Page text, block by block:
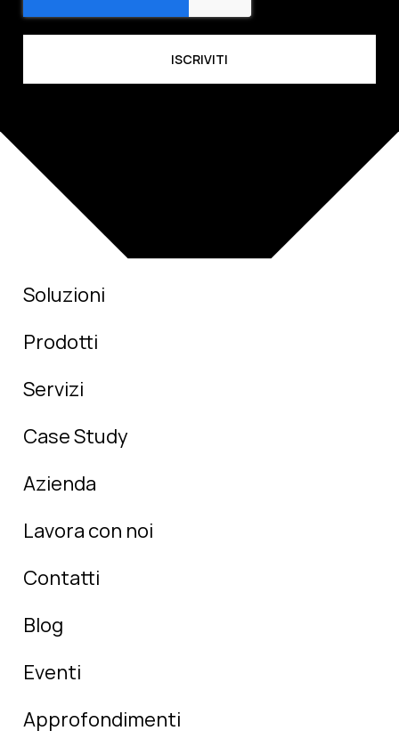
Soluzioni
Prodotti
Servizi
Case Study
Azienda
Lavora con noi
Contatti
Blog
Eventi
Approfondimenti